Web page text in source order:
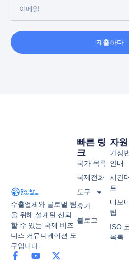
제출하다
수출업체와 글로벌 팀
을 위해 설계된 신뢰
할 수 있는 국제 비즈
니스 커뮤니케이션 도
구입니다.
자원
가상
안내
시간
트
내보
팁
ISO
목록
빠른 링
크
국가 목록
국제전화
도구
휴가
블로그